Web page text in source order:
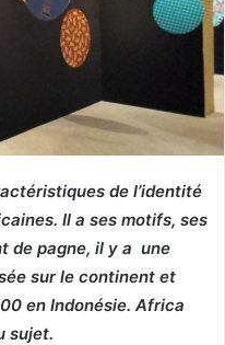
de l’identité
Il a ses motifs, ses
de pagne, il y a une
sur le continent et
en Indonésie. Africa
sujet.